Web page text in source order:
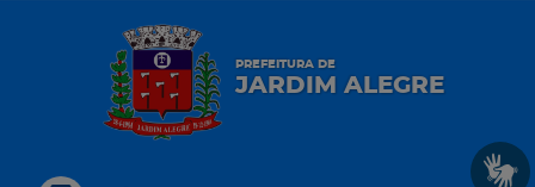
PREFEITURA DE
JARDIM ALEGRE